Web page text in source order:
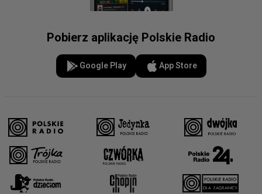
Pobierz aplikację Polskie Radio
Google Play App Store